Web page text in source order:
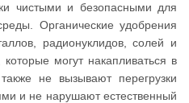
чистыми и безопасными для
Органические удобрения
радионуклидов, солей и
могут накапливаться в
не вызывают перегрузки
и не нарушают естественный